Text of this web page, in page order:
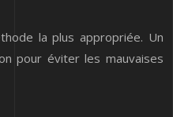
la plus appropriée. Un
pour éviter les mauvaises